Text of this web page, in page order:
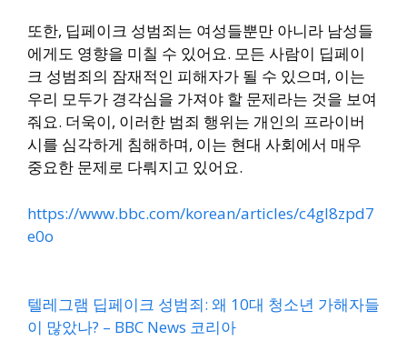
또한, 딥페이크 성범죄는 여성들뿐만 아니라 남성들
에게도 영향을 미칠 수 있어요. 모든 사람이 딥페이
크 성범죄의 잠재적인 피해자가 될 수 있으며, 이는
우리 모두가 경각심을 가져야 할 문제라는 것을 보여
줘요. 더욱이, 이러한 범죄 행위는 개인의 프라이버
시를 심각하게 침해하며, 이는 현대 사회에서 매우
중요한 문제로 다뤄지고 있어요.
https://www.bbc.com/korean/articles/c4gl8zpd7
e0o
텔레그램 딥페이크 성범죄: 왜 10대 청소년 가해자들
이 많았나? – BBC News 코리아